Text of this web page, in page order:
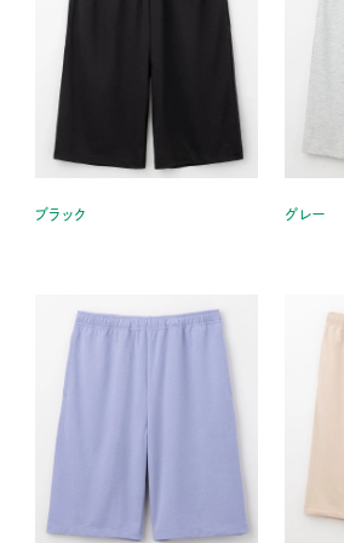
ブラック グレー